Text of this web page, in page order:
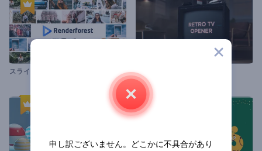
レトロTVオープニング動画
申し訳ございません。どこかに不具合があり